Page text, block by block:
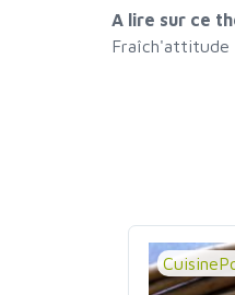
A lire sur ce
Fraîch'attitude